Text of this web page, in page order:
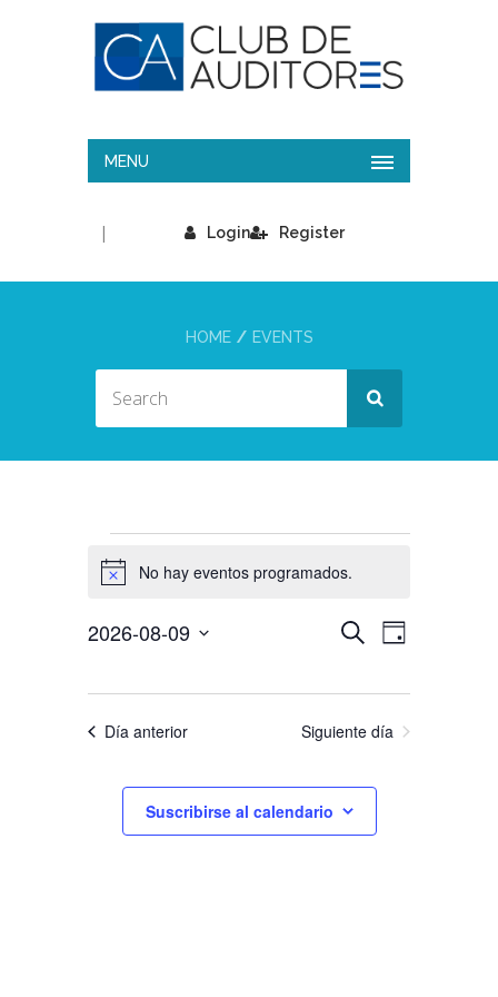
MENU
Login
| Register
HOME EVENTS
en
9,
Aviso No hay eventos programados.
Navegación
vistas
Eventos
Buscar
de
de
Evento
Día
2026-08-09
Selecciona
fecha.
Día anterior Siguiente día
Suscribirse al calendario